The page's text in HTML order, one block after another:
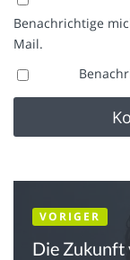
Benachrichtige
Mail.
VORIGER
Die Zukunft